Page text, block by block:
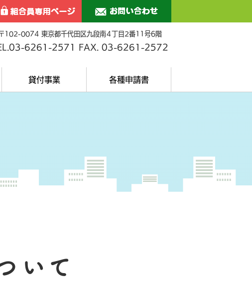
102-0074 東京都千代田区九段南４丁目2番11号6階
6261-2571 FAX 03-6261-2572
貸付事業 各種申請書
いて